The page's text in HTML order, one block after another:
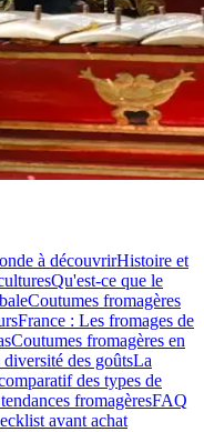
à découvrirHistoire et
Qu'est-ce que le
Coutumes fromagères
France : Les fromages de
Coutumes fromagères en
des goûtsLa
des types de
fromagèresFAQ
avant achat